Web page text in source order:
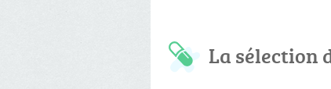
La sélection